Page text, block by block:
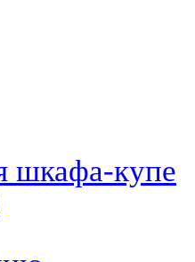
шкафа-купе